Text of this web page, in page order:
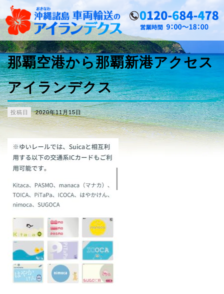
那覇空港から那覇新港アクセス
アイランデクス
投稿日 2020年11月15日